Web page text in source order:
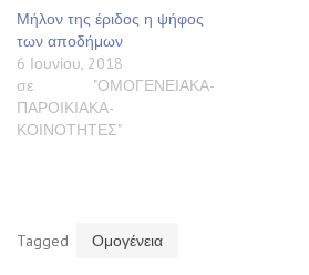
Μήλον της έριδος η ψήφος
των αποδήμων
6 Ιουνίου, 2018
σε "ΟΜΟΓΕΝΕΙΑΚΑ-
ΠΑΡΟΙΚΙΑΚΑ-
ΚΟΙΝΟΤΗΤΕΣ"
Tagged Ομογένεια